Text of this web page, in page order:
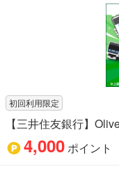
初回利用限定
【三井住友銀行】
4,000ポイント